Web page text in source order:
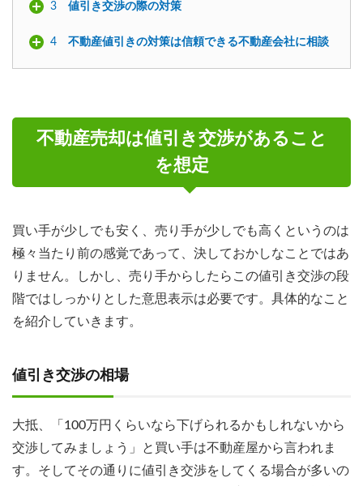
3 値引き交渉の際の対策
4 不動産値引きの対策は信頼できる不動産会社に相談
不動産売却は値引き交渉があること
を想定
買い手が少しでも安く、売り手が少しでも高くというのは
極々当たり前の感覚であって、決しておかしなことではあ
りません。しかし、売り手からしたらこの値引き交渉の段
階ではしっかりとした意思表示は必要です。具体的なこと
を紹介していきます。
値引き交渉の相場
大抵、「100万円くらいなら下げられるかもしれないから
交渉してみましょう」と買い手は不動産屋から言われま
す。そしてその通りに値引き交渉をしてくる場合が多いの